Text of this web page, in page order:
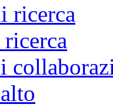
ricerca